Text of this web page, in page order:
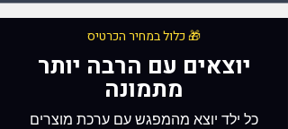
🎁 כלול במחיר הכרטיס
יוצאים עם הרבה יותר
מתמונה
כל ילד יוצא מהמפגש עם ערכת מוצרים